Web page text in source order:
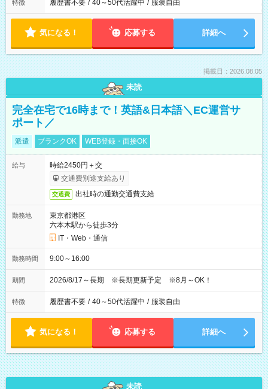
特徴 履歴書不要 / 40～50代活躍中 / 服装自由
気になる！ 応募する 詳細へ
掲載日：2026.08.05
未読
完全在宅で16時まで！英語&日本語＼EC運営サ
ポート／
派遣 ブランクOK WEB登録・面接OK
給与
時給2450円＋交
交通費別途支給あり
交通費 出社時の通勤交通費支給
勤務地
東京都港区
六本木駅から徒歩3分
IT・Web・通信
勤務時間 9:00～16:00
期間 2026/8/17～長期 ※長期更新予定 ※8月～OK！
特徴 履歴書不要 / 40～50代活躍中 / 服装自由
気になる！ 応募する 詳細へ
未読